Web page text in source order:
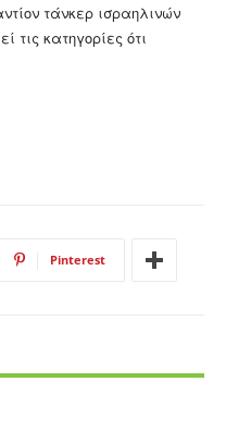
τάνκερ ισραηλινών
τις κατηγορίες ότι
Pinterest